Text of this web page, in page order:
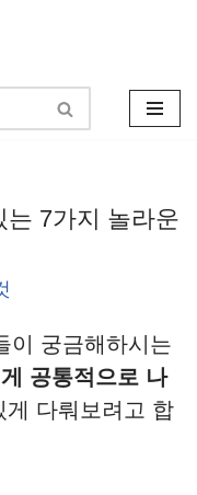
는 7가지 놀라운
이 궁금해하시는
공통적으로 나
게 다뤄보려고 합